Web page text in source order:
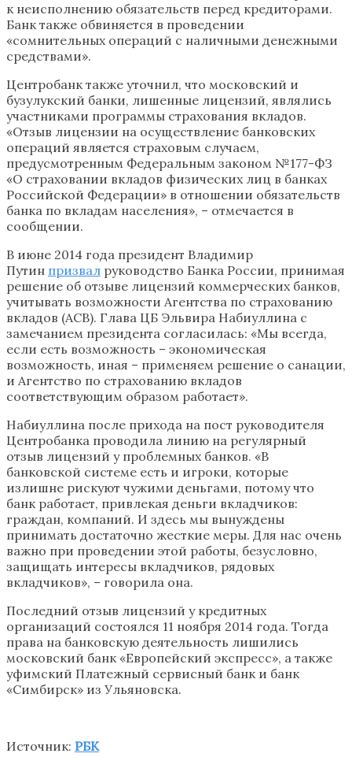
к неисполнению обязательств перед кредиторами.
Банк также обвиняется в проведении
«сомнительных операций с наличными денежными
средствами».
Центробанк также уточнил, что московский и
бузулукский банки, лишенные лицензий, являлись
участниками программы страхования вкладов.
«Отзыв лицензии на осуществление банковских
операций является страховым случаем,
предусмотренным Федеральным законом №177-ФЗ
«О страховании вкладов физических лиц в банках
Российской Федерации» в отношении обязательств
банка по вкладам населения», – отмечается в
сообщении.
В июне 2014 года президент Владимир
Путин призвал руководство Банка России, принимая
решение об отзыве лицензий коммерческих банков,
учитывать возможности Агентства по страхованию
вкладов (АСВ). Глава ЦБ Эльвира Набиуллина с
замечанием президента согласилась: «Мы всегда,
если есть возможность – экономическая
возможность, иная – применяем решение о санации,
и Агентство по страхованию вкладов
соответствующим образом работает».
Набиуллина после прихода на пост руководителя
Центробанка проводила линию на регулярный
отзыв лицензий у проблемных банков. «В
банковской системе есть и игроки, которые
излишне рискуют чужими деньгами, потому что
банк работает, привлекая деньги вкладчиков:
граждан, компаний. И здесь мы вынуждены
принимать достаточно жесткие меры. Для нас очень
важно при проведении этой работы, безусловно,
защищать интересы вкладчиков, рядовых
вкладчиков», – говорила она.
Последний отзыв лицензий у кредитных
организаций состоялся 11 ноября 2014 года. Тогда
права на банковскую деятельность лишились
московский банк «Европейский экспресс», а также
уфимский Платежный сервисный банк и банк
«Симбирск» из Ульяновска.
Источник: РБК